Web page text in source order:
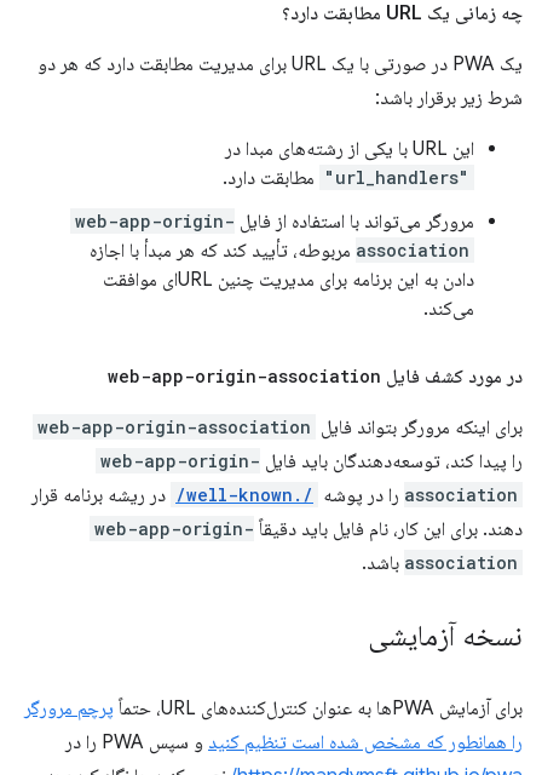
چه زمانی یک URL مطابقت دارد؟
یک PWA در صورتی با یک URL برای مدیریت مطابقت دارد که هر دو
شرط زیر برقرار باشد:
این URL با یکی از رشته‌های مبدا در
"url_handlers"
مطابقت دارد.
مرورگر می‌تواند با استفاده از فایل web-app-origin-
association مربوطه، تأیید کند که هر مبدأ با اجازه
دادن به این برنامه برای مدیریت چنین URLای موافقت
می‌کند.
در مورد کشف فایل web-app-origin-association
برای اینکه مرورگر بتواند فایل web-app-origin-association
را پیدا کند، توسعه‌دهندگان باید فایل web-app-origin-
association را در پوشه /.well-known/
در ریشه برنامه قرار
دهند. برای این کار، نام فایل باید دقیقاً web-app-origin-
association باشد.
نسخه آزمایشی
برای آزمایش PWAها به عنوان کنترل‌کننده‌های URL، حتماً
پرچم مرورگر
را همانطور که مشخص شده است تنظیم کنید و سپس PWA را در